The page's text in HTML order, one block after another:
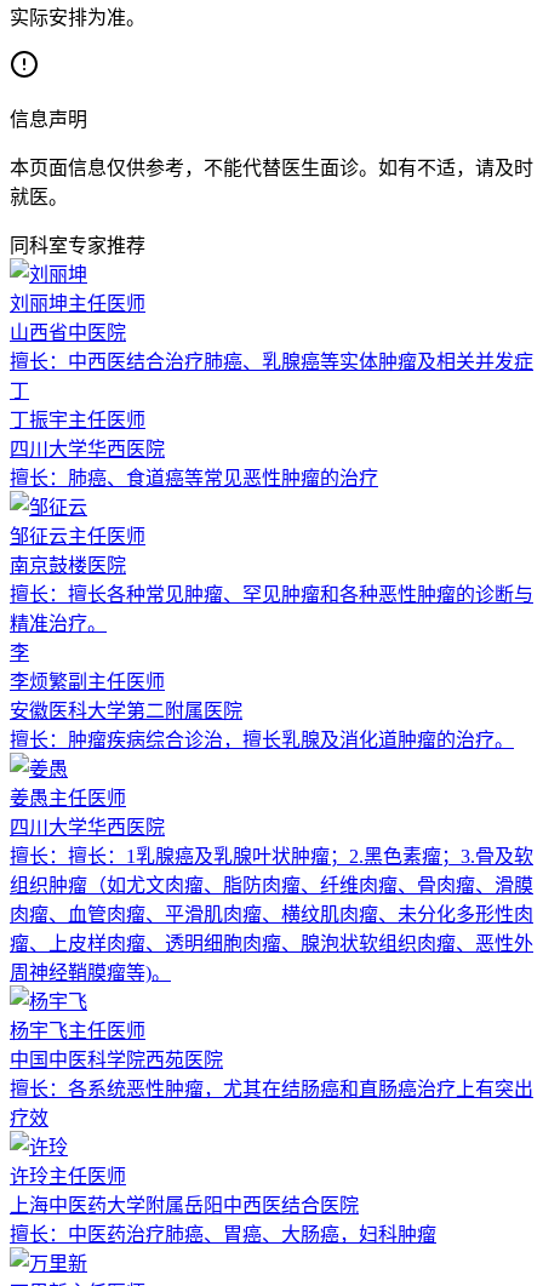
实际安排为准。
信息声明
本页面信息仅供参考，不能代替医生面诊。如有不适，请及时
就医。
同科室专家推荐
刘丽坤主任医师
山西省中医院
擅长： 中西医结合治疗肺癌、乳腺癌等实体肿瘤及相关并发症
丁
丁振宇主任医师
四川大学华西医院
擅长： 肺癌、食道癌等常见恶性肿瘤的治疗
邹征云主任医师
南京鼓楼医院
擅长： 擅长各种常见肿瘤、罕见肿瘤和各种恶性肿瘤的诊断与
精准治疗。
李
李烦繁副主任医师
安徽医科大学第二附属医院
擅长： 肿瘤疾病综合诊治，擅长乳腺及消化道肿瘤的治疗。
姜愚主任医师
四川大学华西医院
擅长： 擅长：1乳腺癌及乳腺叶状肿瘤；2.黑色素瘤；3.骨及软
组织肿瘤（如尤文肉瘤、脂防肉瘤、纤维肉瘤、骨肉瘤、滑膜
肉瘤、血管肉瘤、平滑肌肉瘤、横纹肌肉瘤、未分化多形性肉
瘤、上皮样肉瘤、透明细胞肉瘤、腺泡状软组织肉瘤、恶性外
周神经鞘膜瘤等)。
杨宇飞主任医师
中国中医科学院西苑医院
擅长： 各系统恶性肿瘤，尤其在结肠癌和直肠癌治疗上有突出
疗效
许玲主任医师
上海中医药大学附属岳阳中西医结合医院
擅长： 中医药治疗肺癌、胃癌、大肠癌，妇科肿瘤